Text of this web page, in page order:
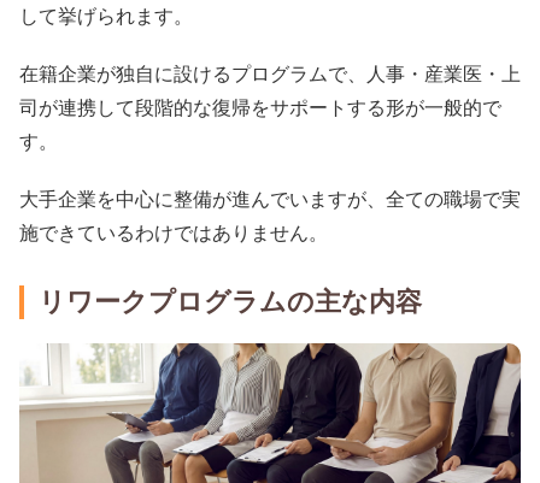
して挙げられます。
在籍企業が独自に設けるプログラムで、人事・産業医・上
司が連携して段階的な復帰をサポートする形が一般的で
す。
大手企業を中心に整備が進んでいますが、全ての職場で実
施できているわけではありません。
リワークプログラムの主な内容